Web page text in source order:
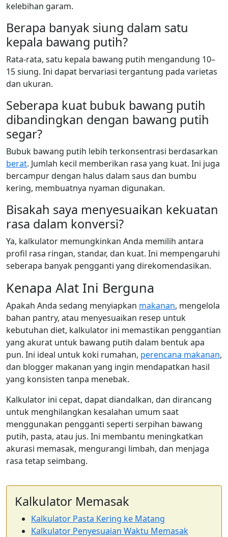
kelebihan garam.
Berapa banyak siung dalam satu
kepala bawang putih?
Rata-rata, satu kepala bawang putih mengandung 10–
15 siung. Ini dapat bervariasi tergantung pada varietas
dan ukuran.
Seberapa kuat bubuk bawang putih
dibandingkan dengan bawang putih
segar?
Bubuk bawang putih lebih terkonsentrasi berdasarkan
berat. Jumlah kecil memberikan rasa yang kuat. Ini juga
bercampur dengan halus dalam saus dan bumbu
kering, membuatnya nyaman digunakan.
Bisakah saya menyesuaikan kekuatan
rasa dalam konversi?
Ya, kalkulator memungkinkan Anda memilih antara
profil rasa ringan, standar, dan kuat. Ini mempengaruhi
seberapa banyak pengganti yang direkomendasikan.
Kenapa Alat Ini Berguna
Apakah Anda sedang menyiapkan makanan, mengelola
bahan pantry, atau menyesuaikan resep untuk
kebutuhan diet, kalkulator ini memastikan penggantian
yang akurat untuk bawang putih dalam bentuk apa
pun. Ini ideal untuk koki rumahan, perencana makanan,
dan blogger makanan yang ingin mendapatkan hasil
yang konsisten tanpa menebak.
Kalkulator ini cepat, dapat diandalkan, dan dirancang
untuk menghilangkan kesalahan umum saat
menggunakan pengganti seperti serpihan bawang
putih, pasta, atau jus. Ini membantu meningkatkan
akurasi memasak, mengurangi limbah, dan menjaga
rasa tetap seimbang.
Kalkulator Memasak
Kalkulator Pasta Kering ke Matang
Kalkulator Penyesuaian Waktu Memasak